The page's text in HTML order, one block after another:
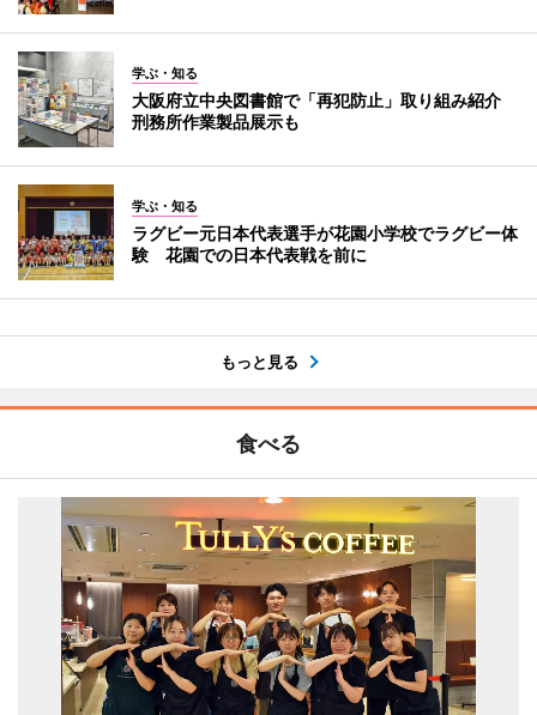
学ぶ・知る
大阪府立中央図書館で「再犯防止」取り組み紹介
刑務所作業製品展示も
学ぶ・知る
ラグビー元日本代表選手が花園小学校でラグビー体
験 花園での日本代表戦を前に
もっと見る
食べる